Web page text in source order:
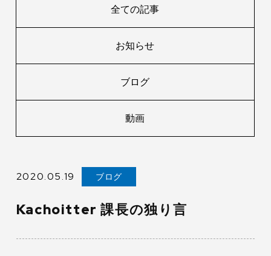
全ての記事
お知らせ
ブログ
動画
2020.05.19 ブログ
Kachoitter 課長の独り言